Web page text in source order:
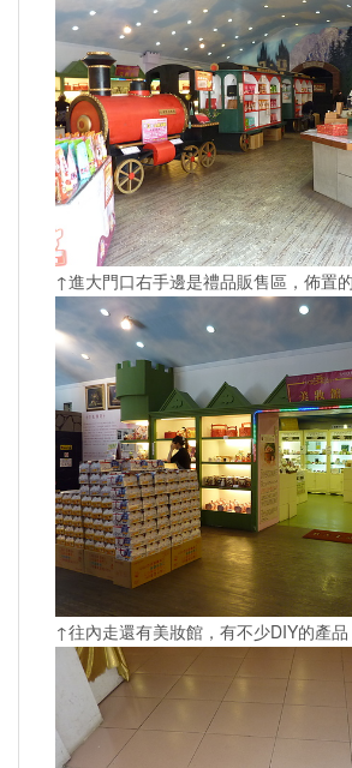
↑進大門口右手邊是禮品販售區，佈置
↑往內走還有美妝館，有不少DIY的產品